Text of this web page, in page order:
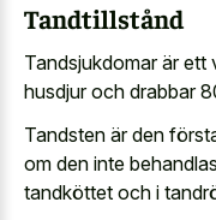
Tandtillstånd
Tandsjukdomar är ett
husdjur och drabbar
Tandsten är den
om den inte
tandköttet och i